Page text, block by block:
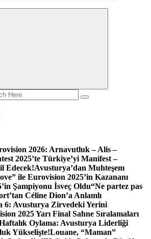
2026: Arnavutluk – Alis –
2025’te Türkiye’yi Manifest –
Edecek!Avusturya’dan Muhteşem
ile Eurovision 2025’in Kazananı
Şampiyonu İsveç Oldu“Ne partez pas
Céline Dion’a Anlamlı
6: Avusturya Zirvedeki Yerini
2025 Yarı Final Sahne Sıralamaları
Oylama: Avusturya Liderliği
Yükselişte!Louane, “Maman”